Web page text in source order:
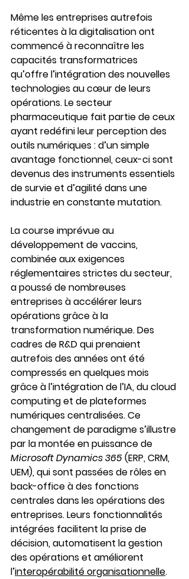
Même les entreprises autrefois
réticentes à la digitalisation ont
commencé à reconnaître les
capacités transformatrices
qu’offre l’intégration des nouvelles
technologies au cœur de leurs
opérations. Le secteur
pharmaceutique fait partie de ceux
ayant redéfini leur perception des
outils numériques : d’un simple
avantage fonctionnel, ceux-ci sont
devenus des instruments essentiels
de survie et d’agilité dans une
industrie en constante mutation.
La course imprévue au
développement de vaccins,
combinée aux exigences
réglementaires strictes du secteur,
a poussé de nombreuses
entreprises à accélérer leurs
opérations grâce à la
transformation numérique. Des
cadres de R&D qui prenaient
autrefois des années ont été
compressés en quelques mois
grâce à l’intégration de l’IA, du cloud
computing et de plateformes
numériques centralisées. Ce
changement de paradigme s’illustre
par la montée en puissance de
Microsoft Dynamics 365 (ERP, CRM,
UEM), qui sont passées de rôles en
back-office à des fonctions
centrales dans les opérations des
entreprises. Leurs fonctionnalités
intégrées facilitent la prise de
décision, automatisent la gestion
des opérations et améliorent
l’interopérabilité organisationnelle.